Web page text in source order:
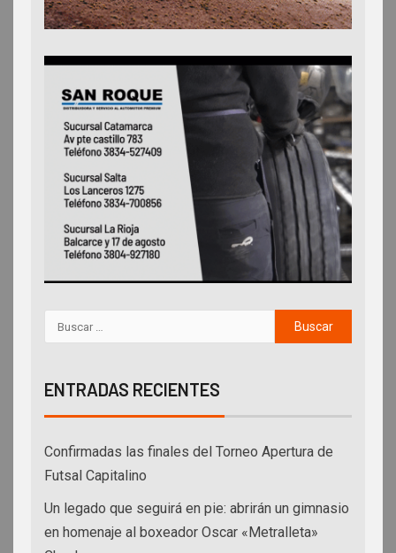
ENTRADAS RECIENTES
Confirmadas las finales del Torneo Apertura de
Futsal Capitalino
Un legado que seguirá en pie: abrirán un gimnasio
en homenaje al boxeador Oscar «Metralleta»